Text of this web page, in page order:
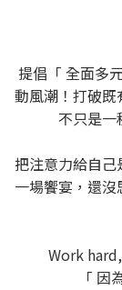
提倡「 全面多
動風潮！打破
不只是一
把注意力給自
一場饗宴，還
Work
「